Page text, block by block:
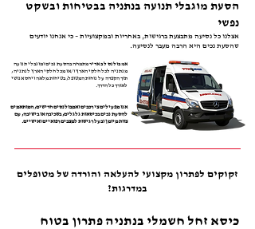
הסעת מוגבלי תנועה בנתניה בבטיחות ובשקט
נפשי
אצלנו כל נסיעה מתבצעת ברגישות, באחריות ובמקצועיות – כי אנחנו יודעים
שהסעת נכים היא הרבה מעבר לנסיעה.
אמבולנס לב אדירמתמחה בהסעת נכים ומוגבלי תנועה
מנתניה לכל חלקי הארץ ו/או מכל חלקי הארץ לנתניה ,
תוך הקפדה על נוחות המטופל, בטיחות מלאה ויחס אנושי
לאורך כל הדרך.
אנו מפעילים צי רכבים ואמבולנסים חדישים, המותאמים
להסעת נכים בכיסאות גלגלים, בשכיבה או בישיבה, עם
צוות מיומן ובעל רגישות למצבים רפואיים ואישיים.
זקוקים לפתרון מקצועי להעלאה והורדה של מטופלים
במדרגות?
כיסא זחל חשמלי בנתניה פתרון בטוח